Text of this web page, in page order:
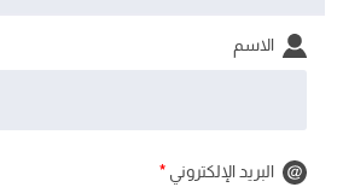
الاسم
البريد الإلكتروني *